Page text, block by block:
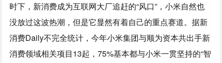
时下，新消费成为互联网大厂追赶的“风口”，小米自然也
没放过这波热潮，但是它显然有着自己的重点赛道。据新
消费Daily不完全统计，今年小米集团与顺为资本共出手新
消费领域相关项目13起，75%基本都与小米一贯坚持的“智